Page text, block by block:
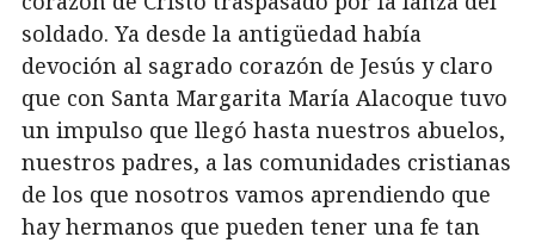
soldado. Ya desde la antigüedad había
devoción al sagrado corazón de Jesús y claro
que con Santa Margarita María Alacoque tuvo
un impulso que llegó hasta nuestros abuelos,
nuestros padres, a las comunidades cristianas
de los que nosotros vamos aprendiendo que
hay hermanos que pueden tener una fe tan